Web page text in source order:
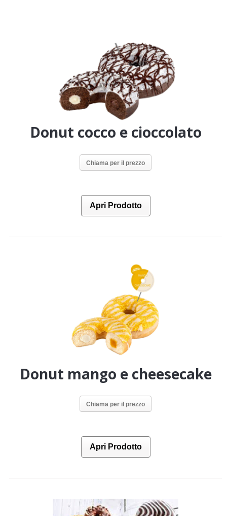
Donut cocco e cioccolato
Chiama per il prezzo
Apri Prodotto
Donut mango e cheesecake
Chiama per il prezzo
Apri Prodotto